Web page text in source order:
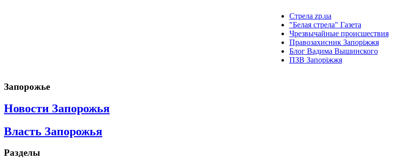
Стрела zp.ua
"Белая стрела" Газета
Чрезвычайные происшествия
Правозахисник Запоріжжя
Блог Вадима Вышинского
ПЗВ Запоріжжя
Запорожье
Новости Запорожья
Власть Запорожья
Разделы